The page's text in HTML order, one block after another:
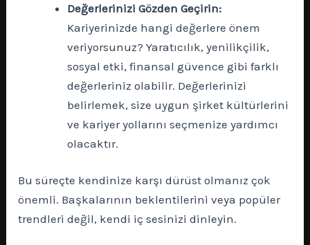
Değerlerinizi Gözden Geçirin:
Kariyerinizde hangi değerlere önem
veriyorsunuz? Yaratıcılık, yenilikçilik,
sosyal etki, finansal güvence gibi farklı
değerleriniz olabilir. Değerlerinizi
belirlemek, size uygun şirket kültürlerini
ve kariyer yollarını seçmenize yardımcı
olacaktır.
Bu süreçte kendinize karşı dürüst olmanız çok
önemli. Başkalarının beklentilerini veya popüler
trendleri değil, kendi iç sesinizi dinleyin.